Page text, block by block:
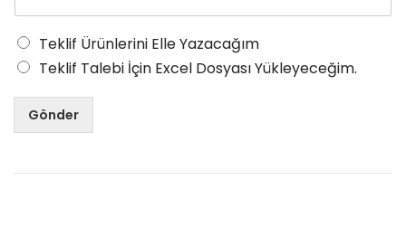
Teklif Ürünlerini Elle Yazacağım
Teklif Talebi İçin Excel Dosyası Yükleyeceğim.
Gönder